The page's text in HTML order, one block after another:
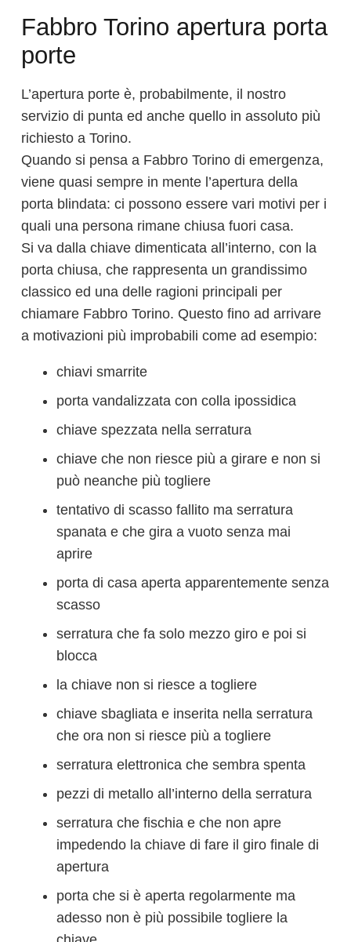
Fabbro Torino apertura porta
porte
L’apertura porte è, probabilmente, il nostro
servizio di punta ed anche quello in assoluto più
richiesto a Torino.
Quando si pensa a Fabbro Torino di emergenza,
viene quasi sempre in mente l’apertura della
porta blindata: ci possono essere vari motivi per i
quali una persona rimane chiusa fuori casa.
Si va dalla chiave dimenticata all’interno, con la
porta chiusa, che rappresenta un grandissimo
classico ed una delle ragioni principali per
chiamare Fabbro Torino. Questo fino ad arrivare
a motivazioni più improbabili come ad esempio:
chiavi smarrite
porta vandalizzata con colla ipossidica
chiave spezzata nella serratura
chiave che non riesce più a girare e non si
può neanche più togliere
tentativo di scasso fallito ma serratura
spanata e che gira a vuoto senza mai
aprire
porta di casa aperta apparentemente senza
scasso
serratura che fa solo mezzo giro e poi si
blocca
la chiave non si riesce a togliere
chiave sbagliata e inserita nella serratura
che ora non si riesce più a togliere
serratura elettronica che sembra spenta
pezzi di metallo all’interno della serratura
serratura che fischia e che non apre
impedendo la chiave di fare il giro finale di
apertura
porta che si è aperta regolarmente ma
adesso non è più possibile togliere la